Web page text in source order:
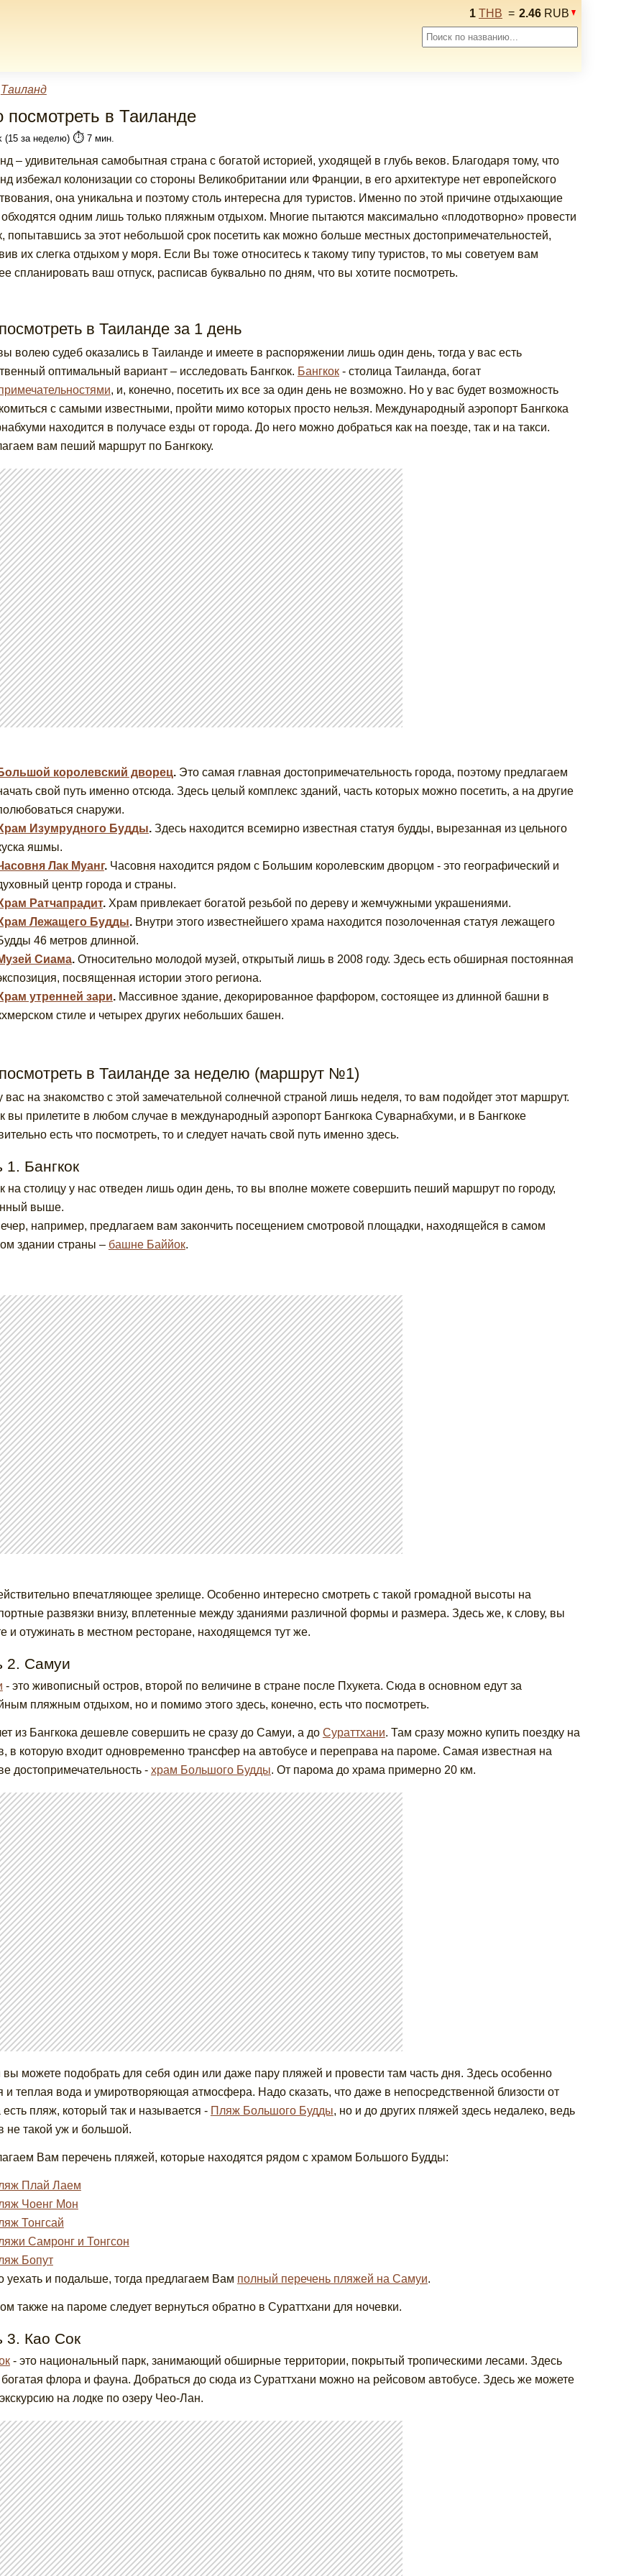
1 THB = 2.46 RUB
Таиланд
посмотреть в Таиланде
(15 за неделю) ⏱️7 мин.
– удивительная самобытная страна с богатой историей, уходящей в глубь веков. Благодаря тому, что
избежал колонизации со стороны Великобритании или Франции, в его архитектуре нет европейского
она уникальна и поэтому столь интересна для туристов. Именно по этой причине отдыхающие
обходятся одним лишь только пляжным отдыхом. Многие пытаются максимально «плодотворно» провести
попытавшись за этот небольшой срок посетить как можно больше местных достопримечательностей,
их слегка отдыхом у моря. Если Вы тоже относитесь к такому типу туристов, то мы советуем вам
спланировать ваш отпуск, расписав буквально по дням, что вы хотите посмотреть.
в Таиланде за 1 день
волею судеб оказались в Таиланде и имеете в распоряжении лишь один день, тогда у вас есть
оптимальный вариант – исследовать Бангкок. Бангкок- столица Таиланда, богат
, и, конечно, посетить их все за один день не возможно. Но у вас будет возможность
с самыми известными, пройти мимо которых просто нельзя. Международный аэропорт Бангкока
находится в получасе езды от города. До него можно добраться как на поезде, так и на такси.
вам пеший маршрут по Бангкоку.
королевский дворец.Это самая главная достопримечательность города, поэтому предлагаем
свой путь именно отсюда. Здесь целый комплекс зданий, часть которых можно посетить, а на другие
снаружи.
Изумрудного Будды. Здесь находится всемирно известная статуя будды, вырезанная из цельного
яшмы.
Лак Муанг. Часовня находится рядом с Большим королевским дворцом - это географический и
центр города и страны.
Ратчапрадит. Храм привлекает богатой резьбой по дереву и жемчужными украшениями.
Лежащего Будды.Внутри этого известнейшего храма находится позолоченная статуя лежащего
46 метров длинной.
Сиама. Относительно молодой музей, открытый лишь в 2008 году. Здесь есть обширная постоянная
посвященная истории этого региона.
утренней зари. Массивное здание, декорированное фарфором, состоящее из длинной башни в
стиле и четырех других небольших башен.
в Таиланде за неделю (маршрут №1)
вас на знакомство с этой замечательной солнечной страной лишь неделя, то вам подойдет этот маршрут.
вы прилетите в любом случае в международный аэропорт Бангкока Суварнабхуми, и в Бангкоке
есть что посмотреть, то и следует начать свой путь именно здесь.
1. Бангкок
на столицу у нас отведен лишь один день, то вы вполне можете совершить пеший маршрут по городу,
выше.
например, предлагаем вам закончить посещением смотровой площадки, находящейся в самом
здании страны – башне Баййок.
впечатляющее зрелище. Особенно интересно смотреть с такой громадной высоты на
развязки внизу, вплетенные между зданиями различной формы и размера. Здесь же, к слову, вы
и отужинать в местном ресторане, находящемся тут же.
2. Самуи
- это живописный остров, второй по величине в стране после Пхукета. Сюда в основном едут за
пляжным отдыхом, но и помимо этого здесь, конечно, есть что посмотреть.
из Бангкока дешевле совершить не сразу до Самуи, а до Сураттхани. Там сразу можно купить поездку на
в которую входит одновременно трансфер на автобусе и переправа на пароме. Самая известная на
достопримечательность - храм Большого Будды. От парома до храма примерно 20 км.
можете подобрать для себя один или даже пару пляжей и провести там часть дня. Здесь особенно
и теплая вода и умиротворяющая атмосфера. Надо сказать, что даже в непосредственной близости от
пляж, который так и называется - Пляж Большого Будды, но и до других пляжей здесь недалеко, ведь
не такой уж и большой.
Вам перечень пляжей, которые находятся рядом с храмом Большого Будды:
Плай Лаем
Чоенг Мон
Тонгсай
Самронг и Тонгсон
Бопут
уехать и подальше, тогда предлагаем Вам полный перечень пляжей на Самуи.
также на пароме следует вернуться обратно в Сураттхани для ночевки.
3. Као Сок
- это национальный парк, занимающий обширные территории, покрытый тропическими лесами. Здесь
богатая флора и фауна. Добраться до сюда из Сураттхани можно на рейсовом автобусе. Здесь же можете
на лодке по озеру Чео-Лан.